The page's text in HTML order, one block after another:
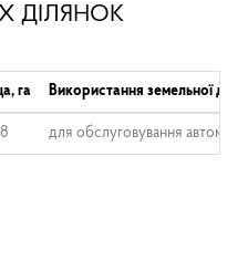
ДІЛЯНОК
га Використання земельної
для обслуговування